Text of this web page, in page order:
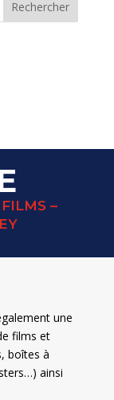
–
une
films et
boîtes à
ainsi